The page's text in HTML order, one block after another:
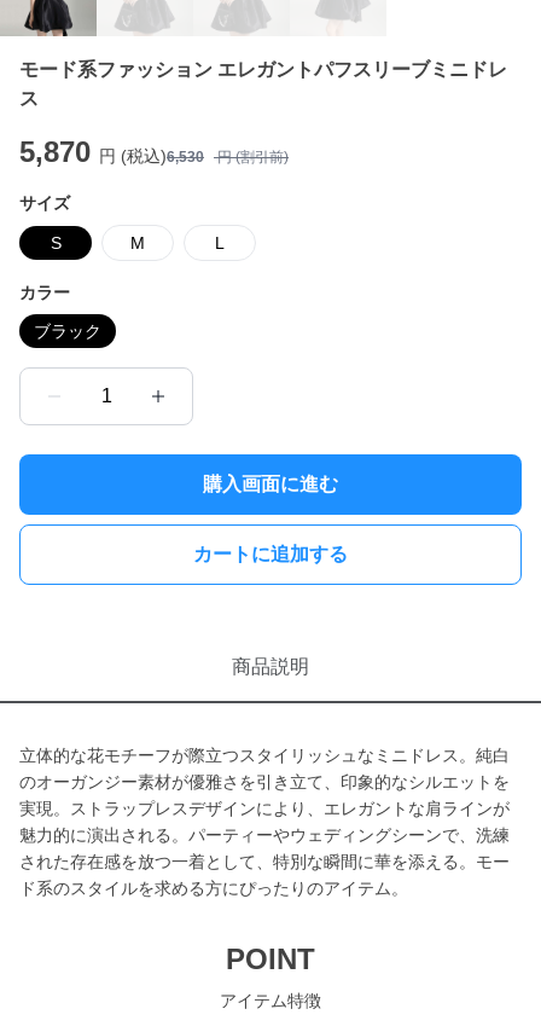
モード系ファッション エレガントパフスリーブミニドレ
ス
5,870 円 (税込)6,530 円 (割引前)
サイズ
S M L
カラー
ブラック
1
購入画面に進む
カートに追加する
商品説明
立体的な花モチーフが際立つスタイリッシュなミニドレス。純白
のオーガンジー素材が優雅さを引き立て、印象的なシルエットを
実現。ストラップレスデザインにより、エレガントな肩ラインが
魅力的に演出される。パーティーやウェディングシーンで、洗練
された存在感を放つ一着として、特別な瞬間に華を添える。モー
ド系のスタイルを求める方にぴったりのアイテム。
POINT
アイテム特徴